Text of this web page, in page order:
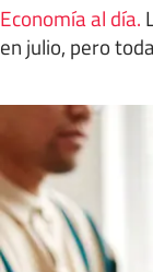
Economía al día.
en julio, pero